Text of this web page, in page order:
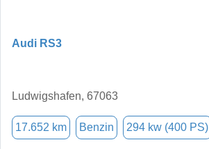
Audi RS3
Ludwigshafen, 67063
17.652 km Benzin 294 kw (400 PS)